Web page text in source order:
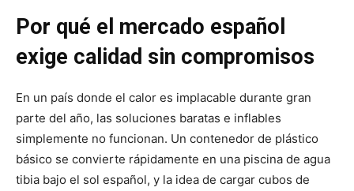
Por qué el mercado español
exige calidad sin compromisos
En un país donde el calor es implacable durante gran
parte del año, las soluciones baratas e inflables
simplemente no funcionan. Un contenedor de plástico
básico se convierte rápidamente en una piscina de agua
tibia bajo el sol español, y la idea de cargar cubos de